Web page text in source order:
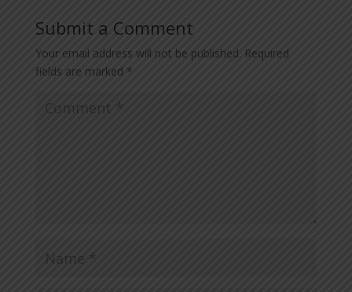
Submit a Comment
Your email address will not be published. Required
fields are marked *